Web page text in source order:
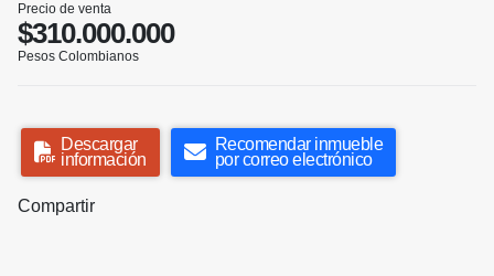
Precio de venta
$310.000.000
Pesos Colombianos
Descargar
información
Recomendar inmueble
por correo electrónico
Compartir